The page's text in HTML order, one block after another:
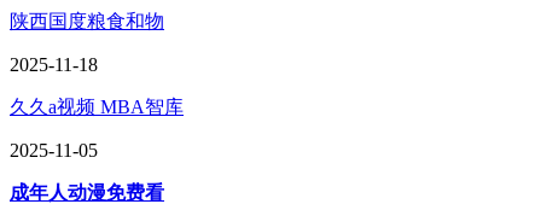
陕西国度粮食和物
2025-11-18
久久a视频 MBA智库
2025-11-05
成年人动漫免费看